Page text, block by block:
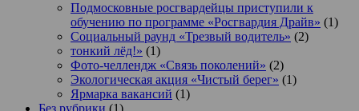
Подмосковные росгвардейцы приступили к
обучению по программе «Росгвардия Драйв» (1)
Социальный раунд «Трезвый водитель» (2)
тонкий лёд!» (1)
Фото-челлендж «Связь поколений» (2)
Экологическая акция «Чистый берег» (1)
Ярмарка вакансий (1)
Без рубрики (1)